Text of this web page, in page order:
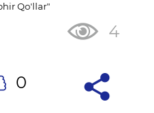
Qo'llar"
4
0